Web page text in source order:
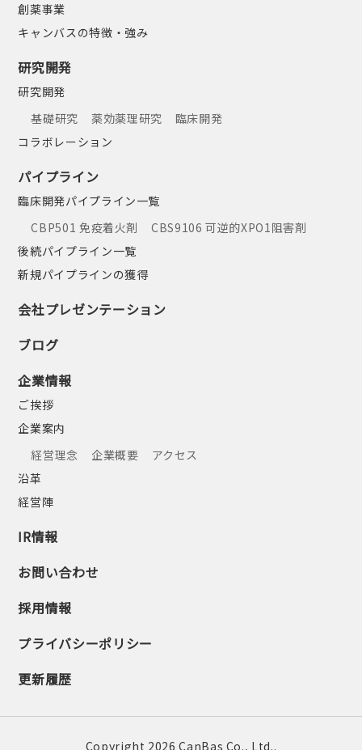
創薬事業
キャンバスの特徴・強み
研究開発
研究開発
基礎研究
薬効薬理研究
臨床開発
コラボレーション
パイプライン
臨床開発パイプライン一覧
CBP501 免疫着火剤
CBS9106 可逆的XPO1阻害剤
後続パイプライン一覧
新規パイプラインの獲得
会社プレゼンテーション
ブログ
企業情報
ご挨拶
企業案内
経営理念
企業概要
アクセス
沿革
経営陣
IR情報
お問い合わせ
採用情報
プライバシーポリシー
更新履歴
Copyright 2026 CanBas Co., Ltd..